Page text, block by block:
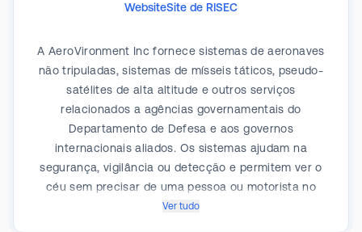
WebsiteSite de RISEC
A AeroVironment Inc fornece sistemas de aeronaves
não tripuladas, sistemas de mísseis táticos, pseudo-
satélites de alta altitude e outros serviços
relacionados a agências governamentais do
Departamento de Defesa e aos governos
internacionais aliados. Os sistemas ajudam na
segurança, vigilância ou detecção e permitem ver o
céu sem precisar de uma pessoa ou motorista no
céu. A empresa fornece tecnologia de defesa com
Ver tudo